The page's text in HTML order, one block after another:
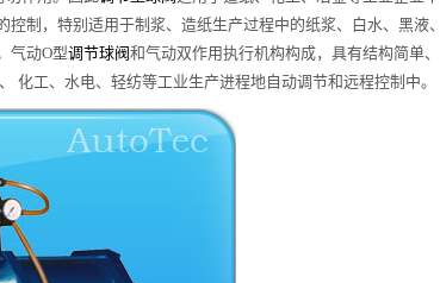
制，特别适用于制浆、造纸生产过程中的纸浆、白水、黑液、
气动O型调节球阀和气动双作用执行机构构成，具有结构简单、
化工、水电、轻纺等工业生产进程地自动调节和远程控制中。